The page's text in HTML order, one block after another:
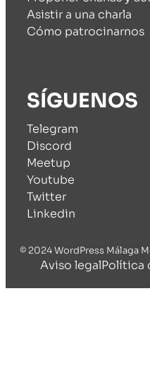
Asistir a una charla
Cómo patrocinarnos
SÍGUENOS
Telegram
Discord
Meetup
Youtube
Twitter
Linkedin
© 2024 WordPress Málaga
Aviso legalPolítica